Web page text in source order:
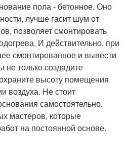
пола - бетонное. Оно
лучше гасит шум от
позволяет смонтировать
И действительно, при
смонтированное и вывести
не только создадите
высоту помещения
воздуха. Не стоит
самостоятельно.
мастеров, которые
на постоянной основе.